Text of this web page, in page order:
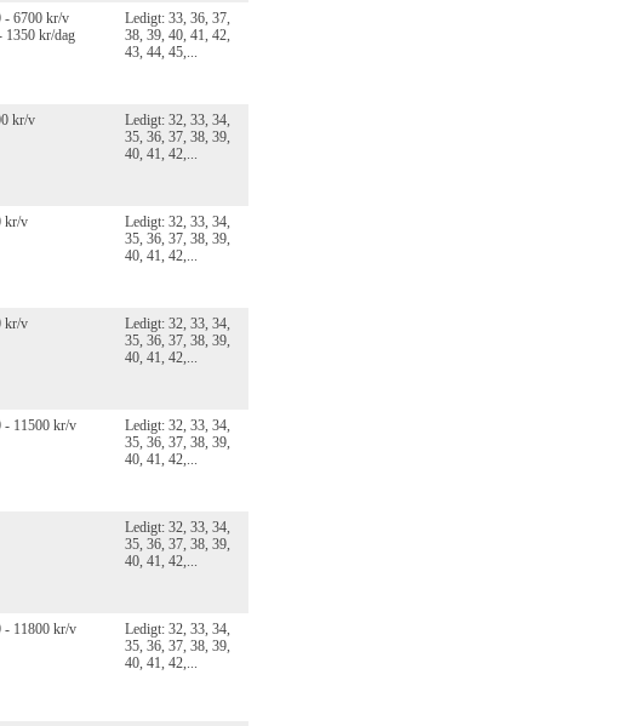
- 6700 kr/v
1350 kr/dag
Ledigt: 33, 36, 37,
38, 39, 40, 41, 42,
43, 44, 45,...
kr/v
Ledigt: 32, 33, 34,
35, 36, 37, 38, 39,
40, 41, 42,...
kr/v
Ledigt: 32, 33, 34,
35, 36, 37, 38, 39,
40, 41, 42,...
kr/v
Ledigt: 32, 33, 34,
35, 36, 37, 38, 39,
40, 41, 42,...
- 11500 kr/v
Ledigt: 32, 33, 34,
35, 36, 37, 38, 39,
40, 41, 42,...
Ledigt: 32, 33, 34,
35, 36, 37, 38, 39,
40, 41, 42,...
- 11800 kr/v
Ledigt: 32, 33, 34,
35, 36, 37, 38, 39,
40, 41, 42,...